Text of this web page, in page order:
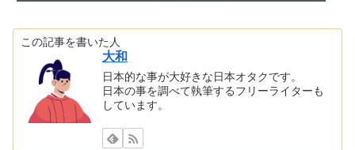
この記事を書いた人
大和
日本的な事が大好きな日本オタクです。
日本の事を調べて執筆するフリーライターも
しています。